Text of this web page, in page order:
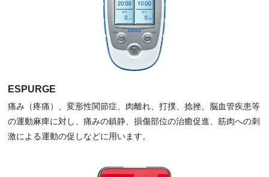
ESPURGE
痛み（疼痛）、変形性関節症、肉離れ、打撲、捻挫、脳血管疾患等
の運動麻痺に対し、痛みの鎮静、損傷部位の治癒促進、筋肉への刺
激による運動の促しなどに用います。